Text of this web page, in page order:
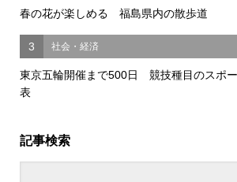
春の花が楽しめる 福島県内の散歩道
3 社会・経済
東京五輪開催まで500日 競技種目のスポ
表
記事検索